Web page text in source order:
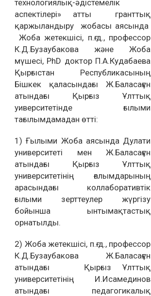
технологиялық-әдістемелік
аспектілері» атты гранттық
қаржыландыру жобасы аясында
Жоба жетекшісі, п.ғ.д., профессор
К.Д.Бузаубакова және Жоба
мүшесі, PhD доктор П.А.Кудабаева
Қырғыстан Республикасының
Бішкек қаласындағы Ж.Баласағұн
атындағы Қырғыз Ұлттық
уиверситетінде ғылыми
тағылымдамадан өтті:
1) Ғылыми Жоба аясында Дулати
университеті мен Ж.Баласағұн
атындағы Қырғыз Ұлттық
университетінің ғалымдарының
арасындағы коллаборативтік
ғылыми зерттеулер жүргізу
бойынша ынтымақтастық
орнатылды.
2) Жоба жетекшісі, п.ғ.д., профессор
К.Д.Бузаубакова Ж.Баласағұн
атындағы Қырғыз Ұлттық
университетінің И.Исамединов
атындағы педагогикалық